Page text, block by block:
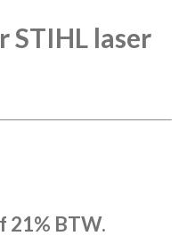
STIHL laser
21% BTW.